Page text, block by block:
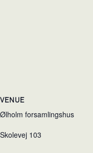
VENUE
Ølholm forsamlingshus
Skolevej 103